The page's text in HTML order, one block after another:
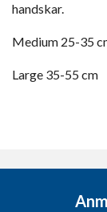
handskar.
Medium 25-35
Large 35-55 cm